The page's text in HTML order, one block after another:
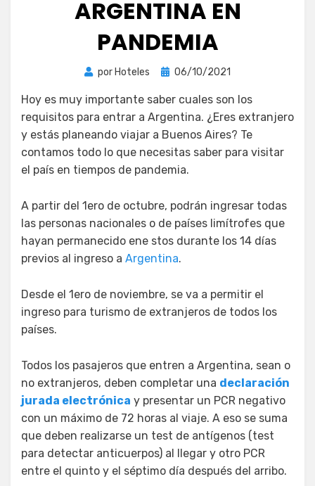
ARGENTINA EN
PANDEMIA
por Hoteles
Publicada
06/10/2021
Hoy es muy importante saber cuales son los
requisitos para entrar a Argentina. ¿Eres extranjero
y estás planeando viajar a Buenos Aires? Te
contamos todo lo que necesitas saber para visitar
el país en tiempos de pandemia.
A partir del 1ero de octubre, podrán ingresar todas
las personas nacionales o de países limítrofes que
hayan permanecido ene stos durante los 14 días
previos al ingreso a Argentina.
Desde el 1ero de noviembre, se va a permitir el
ingreso para turismo de extranjeros de todos los
países.
Todos los pasajeros que entren a Argentina, sean o
no extranjeros, deben completar una declaración
jurada electrónica y presentar un PCR negativo
con un máximo de 72 horas al viaje. A eso se suma
que deben realizarse un test de antígenos (test
para detectar anticuerpos) al llegar y otro PCR
entre el quinto y el séptimo día después del arribo.